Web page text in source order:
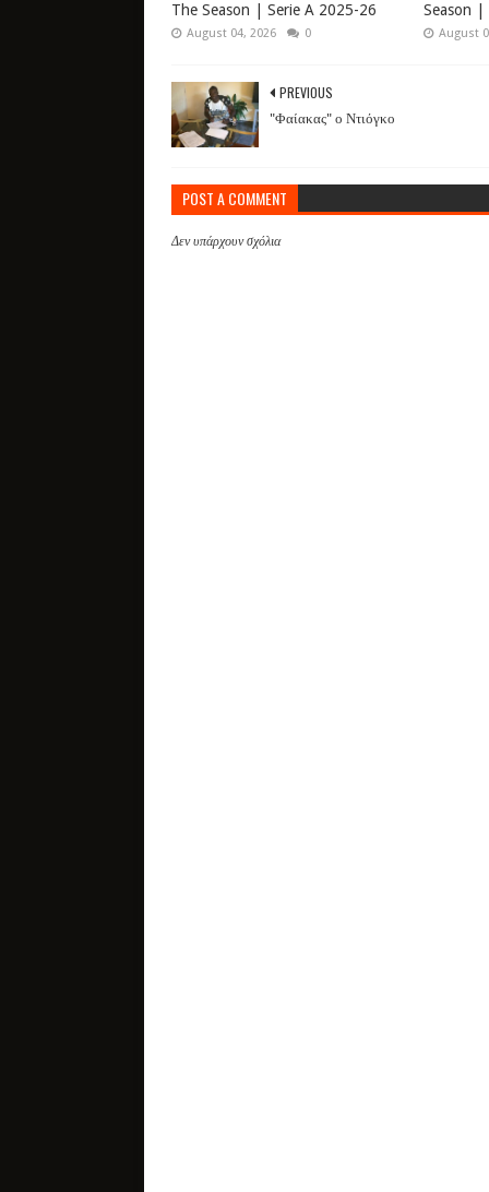
The Season | Serie A 2025-26
August 04, 2026 0
Season |
August
PREVIOUS
"Φαίακας" ο Ντιόγκο
POST A COMMENT
Δεν υπάρχουν σχόλια